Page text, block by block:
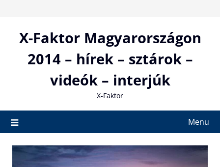
contentX-Faktor Magyarországon
2014 – hírek – sztárok –
videók – interjúk
X-Faktor
Menu